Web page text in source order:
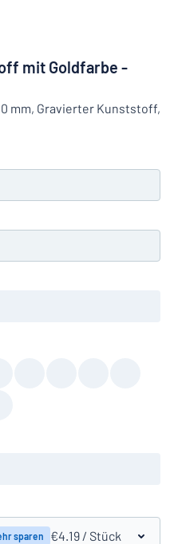
mit Goldfarbe -
mm, Gravierter Kunststoff,
sparen €4.19 / Stück